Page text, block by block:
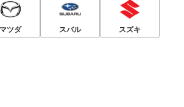
マツダ スバル スズキ